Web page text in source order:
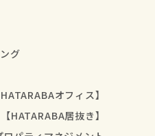
グ
オフィス】
HATARABA居抜き】